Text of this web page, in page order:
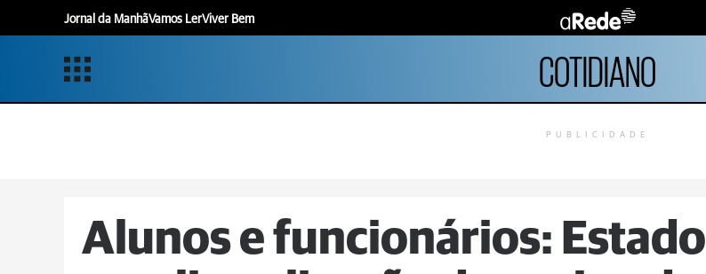
Jornal da ManhãVamos LerViver Bem
COTIDIANO
PUBLICIDADE
Alunos e funcionários: Estado